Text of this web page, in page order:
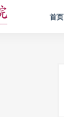
首页